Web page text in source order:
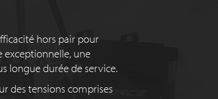
hors pair pour
exceptionnelle, une
longue durée de service.
des tensions comprises